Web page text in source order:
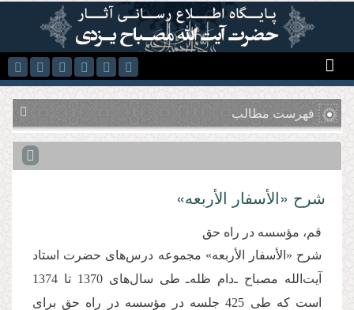
رفتن به محتوای اصلی
فهرست مطالب
شرح «الأسفار الأربعه»
قم، مؤسسه در راه حق
شرح «الأسفار الأربعه» مجموعه درس‌های حضرت استاد
آیت‌الله مصباح ـ‌دام ظله‌ـ طی سال‌های 1370 تا 1374
است كه طی 425 جلسه در مؤسسه در راه حق برای